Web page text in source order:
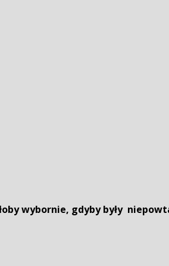
wybornie, gdyby były